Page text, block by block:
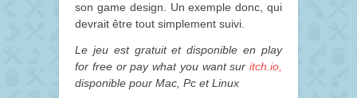
son game design. Un exemple donc, qui
devrait être tout simplement suivi.
Le jeu est gratuit et disponible en play
for free or pay what you want sur itch.io,
disponible pour Mac, Pc et Linux